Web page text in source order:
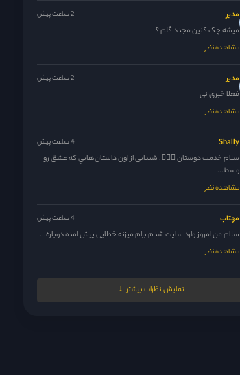
مدیر 2 ساعت پیش
میشه چک کنین مجدد گلم ؟
مشاهده نظر
مدیر 2 ساعت پیش
فعلا خبری نی
مشاهده نظر
Shally 4 ساعت پیش
سلام خدمت دوستان 🙋🏻‍♀️. شیدایی از اون داستان‌هاییِ که عشق رو
وسط...
مشاهده نظر
مهتاب 4 ساعت پیش
سلام من امروز وارد سایت شدم برام میزنه خطایی پیش امده دوباره...
مشاهده نظر
مشکل چیه چرا نشه عزیزم ؟
نمایش نظرات بیشتر